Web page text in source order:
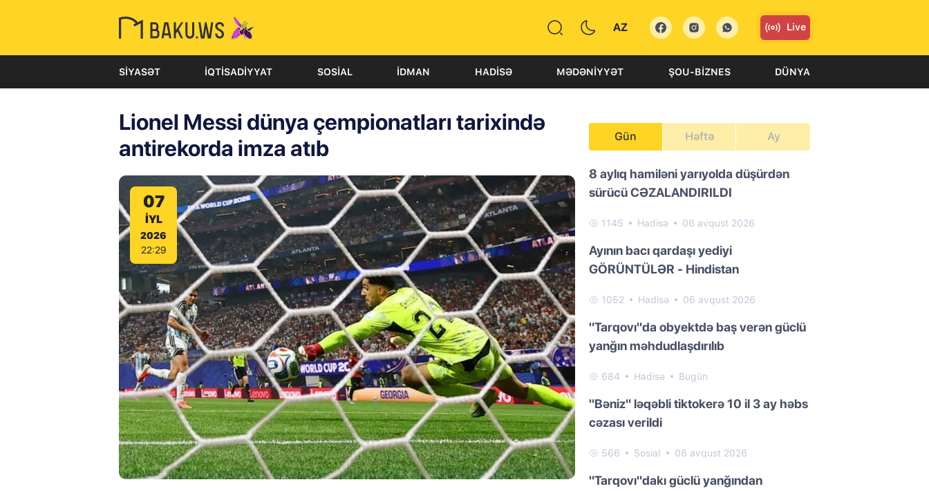
AZ Live
SIYASƏT İQTISADIYYAT SOSIAL İDMAN HADISƏ MƏDƏNIYYƏT ŞOU-BIZNES DÜNYA
Lionel Messi dünya çempionatları tarixində
antirekorda imza atıb
07
IYL
2026
22:29
Gün Həftə Ay
8 aylıq hamiləni yarıyolda düşürdən
sürücü CƏZALANDIRILDI
1145 Hadisə 06 avqust 2026
Ayının bacı qardaşı yediyi
GÖRÜNTÜLƏR - Hindistan
1052 Hadisə 06 avqust 2026
"Tarqovı"da obyektdə baş verən güclü
yanğın məhdudlaşdırılıb
684 Hadisə Bugün
"Bəniz" ləqəbli tiktokerə 10 il 3 ay həbs
cəzası verildi
566 Sosial 06 avqust 2026
"Tarqovı"dakı güclü yanğından